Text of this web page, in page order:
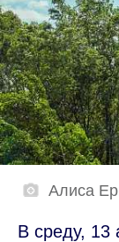
Алиса
В среду, 13